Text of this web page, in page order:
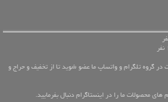
گروه تلگرام و واتساپ ما عضو شوید تا از تخفیف و حراج و
محصولات ما را در اینستاگرام دنبال بفرمایید.